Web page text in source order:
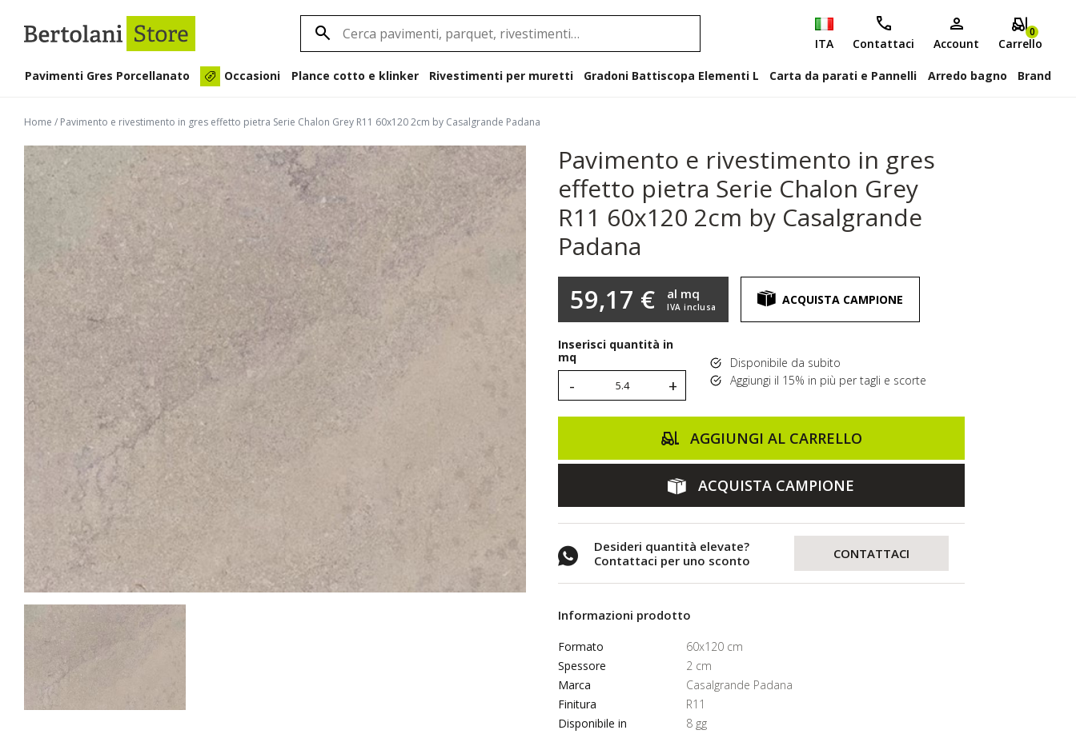
ITA Contattaci Account
0
Carrello
Pavimenti Gres Porcellanato Occasioni Plance cotto e klinker Rivestimenti per muretti Gradoni Battiscopa Elementi L Carta da parati e Pannelli Arredo bagno Brand
Home / Pavimento e rivestimento in gres effetto pietra Serie Chalon Grey R11 60x120 2cm by Casalgrande Padana
Pavimento e rivestimento in gres
effetto pietra Serie Chalon Grey
R11 60x120 2cm by Casalgrande
Padana
59,17 € IVA inclusa
al mq ACQUISTA CAMPIONE
Inserisci quantità in
mq
- +
Disponibile da subito
Aggiungi il 15% in più per tagli e scorte
AGGIUNGI AL CARRELLO
ACQUISTA CAMPIONE
Desideri quantità elevate?
Contattaci per uno sconto
CONTATTACI
Informazioni prodotto
Formato
60x120 cm
Spessore
2 cm
Marca
Casalgrande Padana
Finitura
R11
Disponibile in
8 gg